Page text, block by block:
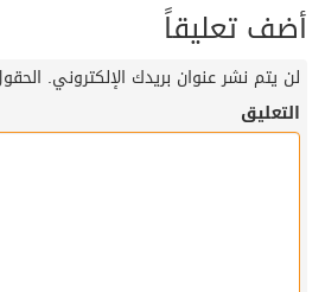
أضف تعليقاً
لن يتم نشر عنوان بريدك الإلكتروني.
التعليق